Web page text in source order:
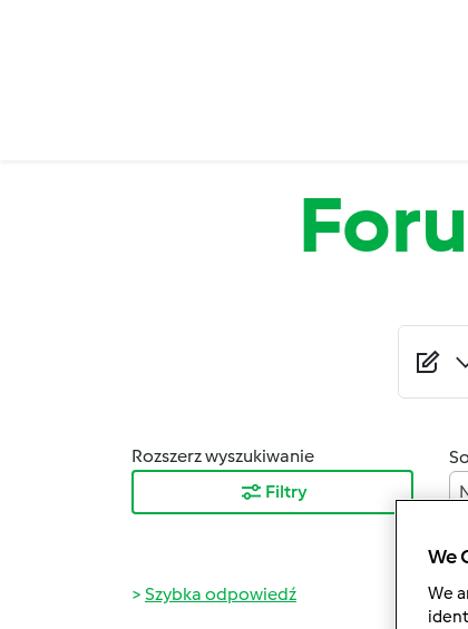
Rozszerz wyszukiwanie
Filtry
Szybka odpowiedź
We
We